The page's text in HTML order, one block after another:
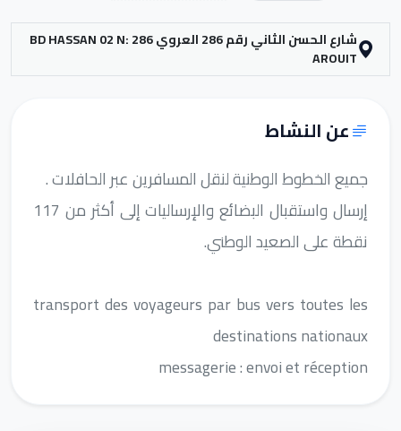
شارع الحسن الثاني رقم 286 العروي BD HASSAN 02 N: 286
AROUIT
عن النشاط
جميع الخطوط الوطنية لنقل المسافرين عبر الحافلات .
إرسال واستقبال البضائع والإرساليات إلى أكثر من 117
نقطة على الصعيد الوطني.
transport des voyageurs par bus vers toutes les
destinations nationaux
messagerie : envoi et réception